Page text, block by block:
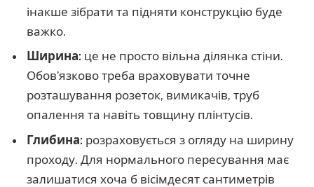
інакше зібрати та підняти конструкцію буде
важко.
Ширина: це не просто вільна ділянка стіни.
Обов’язково треба враховувати точне
розташування розеток, вимикачів, труб
опалення та навіть товщину плінтусів.
Глибина: розраховується з огляду на ширину
проходу. Для нормального пересування має
залишатися хоча б вісімдесят сантиметрів